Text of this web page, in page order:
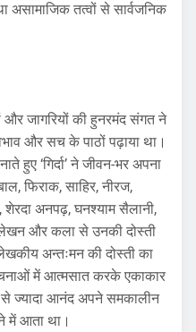
असामाजिक तत्वों से सार्वजनिक
और जागरियों की हुनरमंद संगत ने
और सच के पाठों पढ़ाया था।
हुए ‘गिर्दा’ ने जीवन-भर अपना
फिराक, साहिर, नीरज,
शेरदा अनपढ़, घनश्याम सैलानी,
लेखन और कला से उनकी दोस्ती
अन्तःमन की दोस्ती का
में आत्मसात करके एकाकार
ज्यादा आनंद अपने समकालीन
में आता था।